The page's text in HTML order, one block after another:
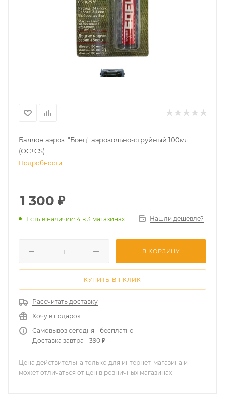
Баллон аэроз. "Боец" аэрозольно-струйный 100мл.
(OC+CS)
Подробности
1 300 ₽
Есть в наличии: 4 в 3 магазинах Нашли дешевле?
В КОРЗИНУ
КУПИТЬ В 1 КЛИК
Рассчитать доставку
Хочу в подарок
Самовывоз сегодня - бесплатно
Доставка завтра - 390 ₽
Цена действительна только для интернет-магазина и
может отличаться от цен в розничных магазинах